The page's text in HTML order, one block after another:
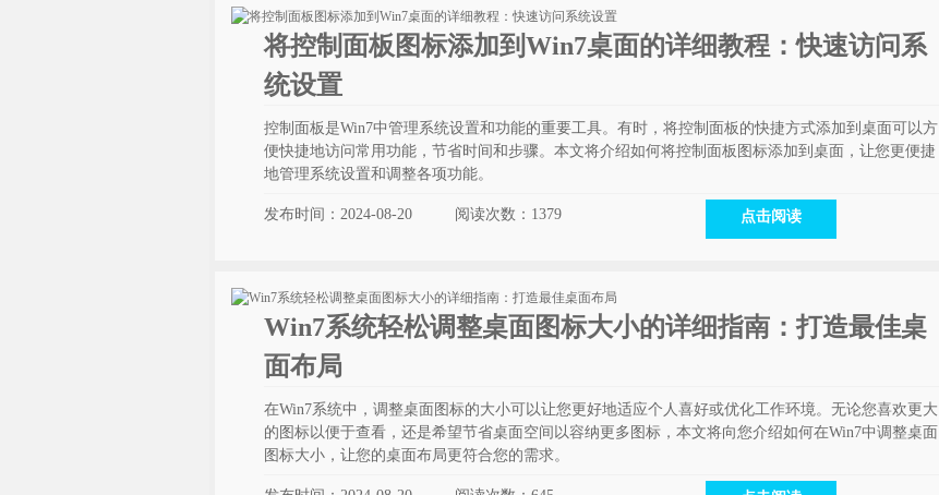
将控制面板图标添加到Win7桌面的详细教程：快速访问系
统设置
控制面板是Win7中管理系统设置和功能的重要工具。有时，将控制面板的快捷方式添加到桌面可以方
便快捷地访问常用功能，节省时间和步骤。本文将介绍如何将控制面板图标添加到桌面，让您更便捷
地管理系统设置和调整各项功能。
发布时间：2024-08-20 阅读次数： 1379 点击阅读
Win7系统轻松调整桌面图标大小的详细指南：打造最佳桌
面布局
在Win7系统中，调整桌面图标的大小可以让您更好地适应个人喜好或优化工作环境。无论您喜欢更大
的图标以便于查看，还是希望节省桌面空间以容纳更多图标，本文将向您介绍如何在Win7中调整桌面
图标大小，让您的桌面布局更符合您的需求。